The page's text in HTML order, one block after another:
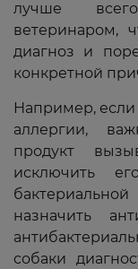
лучше
ветеринаром,
диагноз и
конкретной
Например,
аллергии,
продукт
исключить
назначить
собаки